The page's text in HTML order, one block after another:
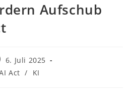
Aufschub
6. Juli 2025
Act / KI